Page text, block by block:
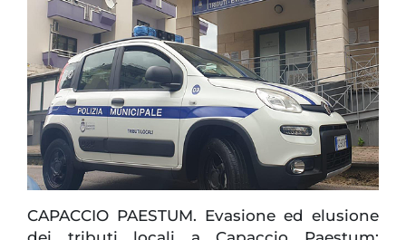
CAPACCIO PAESTUM. Evasione ed elusione